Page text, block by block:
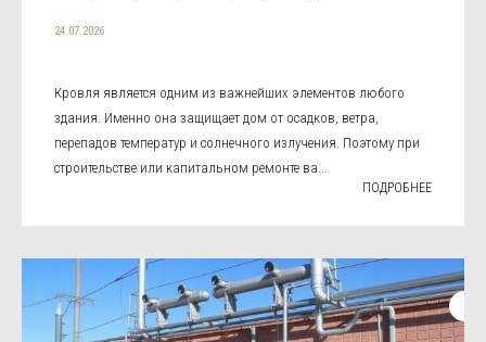
24.07.2026
Кровля является одним из важнейших элементов любого
здания. Именно она защищает дом от осадков, ветра,
перепадов температур и солнечного излучения. Поэтому при
строительстве или капитальном ремонте ва...
ПОДРОБНЕЕ